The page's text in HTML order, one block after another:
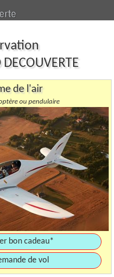
de l'air
ou pendulaire
bon cadeau*
de vol